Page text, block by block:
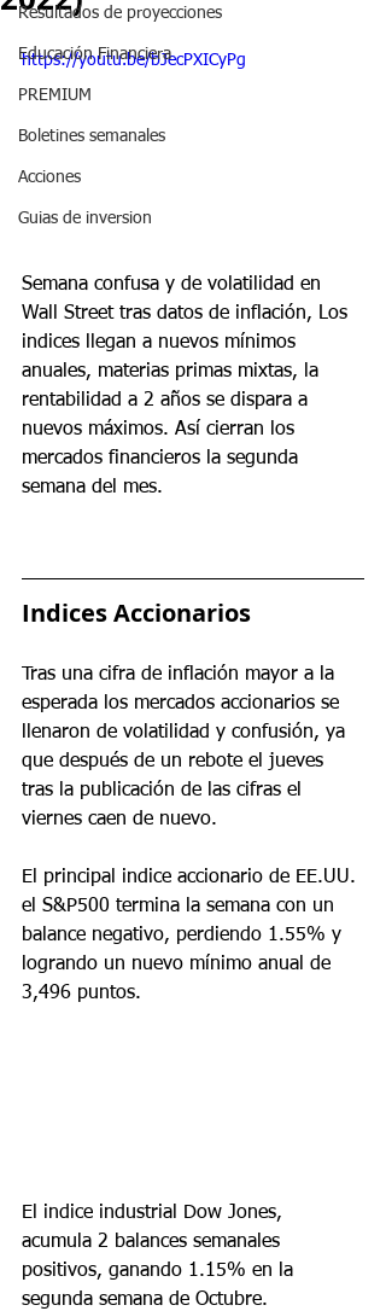
Resultados de proyecciones
Educación Financiera
PREMIUM
Boletines semanales
Acciones
Guias de inversion
https://youtu.be/bJecPXICyPg
Semana confusa y de volatilidad en
Wall Street tras datos de inflación, Los
indices llegan a nuevos mínimos
anuales, materias primas mixtas, la
rentabilidad a 2 años se dispara a
nuevos máximos. Así cierran los
mercados financieros la segunda
semana del mes.
Indices Accionarios
Tras una cifra de inflación mayor a la
esperada los mercados accionarios se
llenaron de volatilidad y confusión, ya
que después de un rebote el jueves
tras la publicación de las cifras el
viernes caen de nuevo.
El principal indice accionario de EE.UU.
el S&P500 termina la semana con un
balance negativo, perdiendo 1.55% y
logrando un nuevo mínimo anual de
3,496 puntos.
El indice industrial Dow Jones,
acumula 2 balances semanales
positivos, ganando 1.15% en la
segunda semana de Octubre.